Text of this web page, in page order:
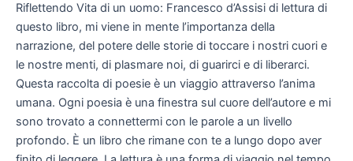
Riflettendo Vita di un uomo: Francesco d’Assisi di lettura di
questo libro, mi viene in mente l’importanza della
narrazione, del potere delle storie di toccare i nostri cuori e
le nostre menti, di plasmare noi, di guarirci e di liberarci.
Questa raccolta di poesie è un viaggio attraverso l’anima
umana. Ogni poesia è una finestra sul cuore dell’autore e mi
sono trovato a connettermi con le parole a un livello
profondo. È un libro che rimane con te a lungo dopo aver